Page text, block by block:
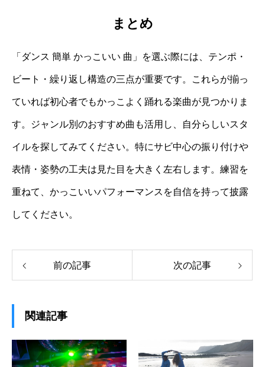
まとめ
「ダンス 簡単 かっこいい 曲」を選ぶ際には、テンポ・
ビート・繰り返し構造の三点が重要です。これらが揃っ
ていれば初心者でもかっこよく踊れる楽曲が見つかりま
す。ジャンル別のおすすめ曲も活用し、自分らしいスタ
イルを探してみてください。特にサビ中心の振り付けや
表情・姿勢の工夫は見た目を大きく左右します。練習を
重ねて、かっこいいパフォーマンスを自信を持って披露
してください。
前の記事 次の記事
関連記事